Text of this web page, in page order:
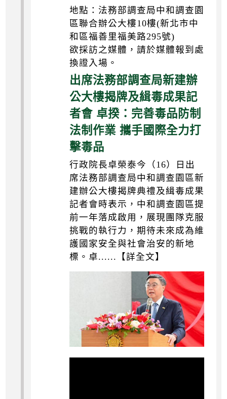
地點：法務部調查局中和調查園
區聯合辦公大樓10樓(新北市中
和區福善里福美路295號)
欲採訪之媒體，請於媒體報到處
換證入場。
出席法務部調查局新建辦
公大樓揭牌及緝毒成果記
者會 卓揆：完善毒品防制
法制作業 攜手國際全力打
擊毒品
行政院長卓榮泰今（16）日出
席法務部調查局中和調查園區新
建辦公大樓揭牌典禮及緝毒成果
記者會時表示，中和調查園區提
前一年落成啟用，展現團隊克服
挑戰的執行力，期待未來成為維
護國家安全與社會治安的新地
標。卓......【詳全文】